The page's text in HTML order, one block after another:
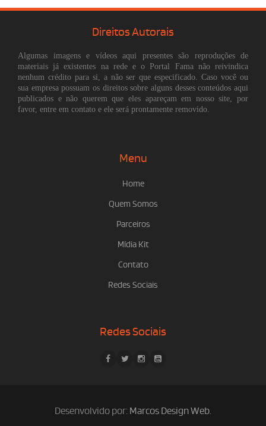
Direitos Autorais
Algumas imagens e vídeos aqui presentes são reproduções de
materiais já existentes na rede e o Portal Fama não reivindica
nenhum crédito para si, a não ser que especificado. Caso você ou
sua empresa possuam os direitos sobre alguns desses conteúdos aqui
publicados e não querem que eles apareçam em nosso site, por
favor, entre em contato e ele será prontamente removido.
Menu
Home
Quem Somos
Parceiros
Mídia Kit
Contato
Redes Sociais
Redes Sociais
Desenvolvido por: Marcos Design Web.